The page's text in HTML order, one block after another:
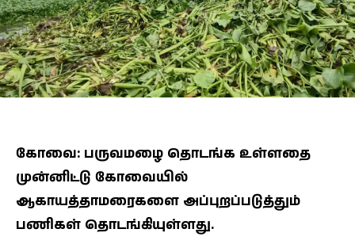
கோவை: பருவமழை தொடங்க உள்ளதை
முன்னிட்டு கோவையில்
ஆகாயத்தாமரைகளை அப்புறப்படுத்தும்
பணிகள் தொடங்கியுள்ளது.